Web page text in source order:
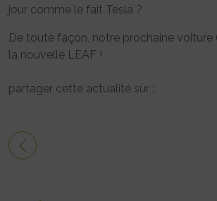
jour comme le fait Tesla ?
De toute façon, notre prochaine voiture
la nouvelle LEAF !
partager cette actualité sur :